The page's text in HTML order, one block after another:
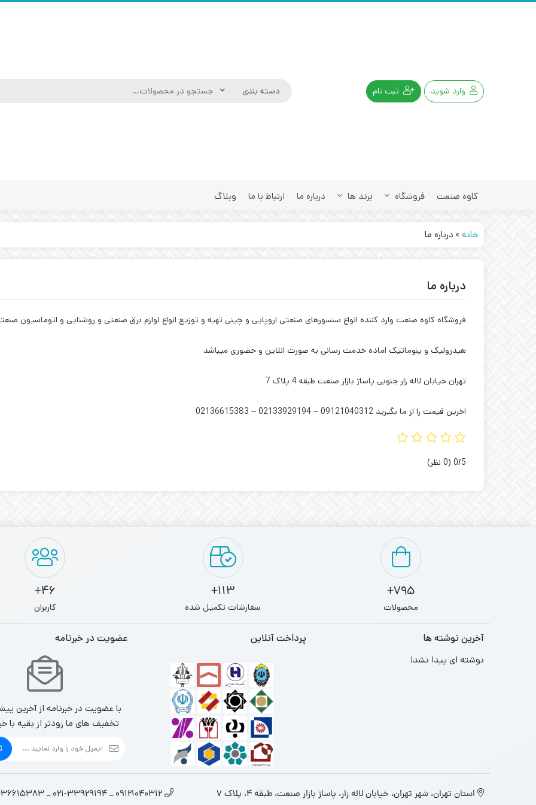
وارد شوید ثبت نام
کاوه صنعت فروشگاه برند ها درباره ما ارتباط با ما وبلاگ
خانه » درباره ما
درباره ما
فروشگاه کاوه صنعت وارد کننده انواع سنسورهای صنعتی اروپایی و چینی تهیه و توزیع انواع لوازم برق صنعتی و روشنایی و اتوماسیون
هیدرولیک و پنوماتیک اماده خدمت رسانی به صورت انلاین و حضوری میباشد
تهران خیابان لاله زار جنوبی پاساژ بازار صنعت طبقه 4 پلاک 7
اخرین قیمت را از ما بگیرید 09121040312 – 02133929194 – 02136615383
‫0/5 ‫(0 نظر)
795+
محصولات
113+
سفارشات تکمیل شده
46+
کاربران
آخرین نوشته ها
نوشته ای پیدا نشد!
پرداخت آنلاین عضویت در خبرنامه
با عضویت در خبرنامه از آخرین
تخفیف های ما زودتر از بقیه با
استان تهران، شهر تهران، خیابان لاله زار، پاساژ بازار صنعت، طبقه 4، پلاک 7 09121040312 _ 021-33929194 _ 021-36615383